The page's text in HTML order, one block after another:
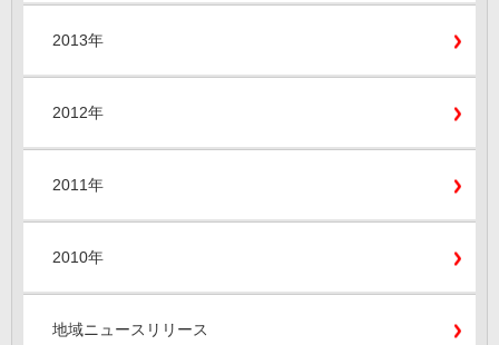
2013年
2012年
2011年
2010年
地域ニュースリリース